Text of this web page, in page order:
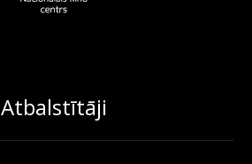
Atbalstītāji